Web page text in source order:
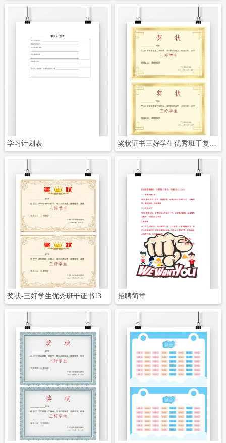
学习计划表
奖状-三好学生优秀班干证书13
立即下载
招聘简章
立即下载 立即下载
立即下载 立即下载